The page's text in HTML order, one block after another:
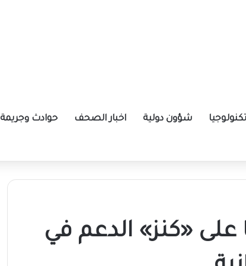
شؤون دولية اخبار الصحف حوادث وجريمة
«كنز» الدعم في